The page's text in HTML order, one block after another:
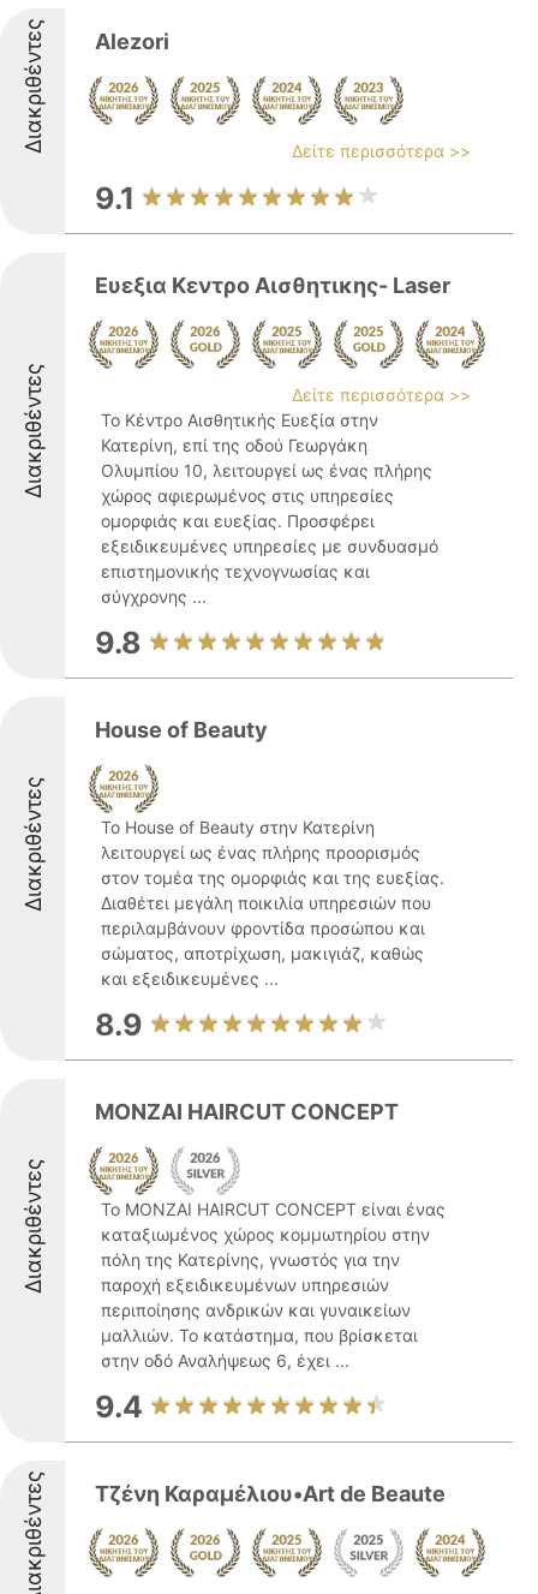
Διακριθέντες Alezori
Δείτε περισσότερα >>
9.1
Διακριθέντες
Ευεξια Κεντρο Αισθητικης- Laser
Δείτε περισσότερα >>
Το Κέντρο Αισθητικής Ευεξία στην
Κατερίνη, επί της οδού Γεωργάκη
Ολυμπίου 10, λειτουργεί ως ένας πλήρης
χώρος αφιερωμένος στις υπηρεσίες
ομορφιάς και ευεξίας. Προσφέρει
εξειδικευμένες υπηρεσίες με συνδυασμό
επιστημονικής τεχνογνωσίας και
σύγχρονης ...
9.8
Διακριθέντες
House of Beauty
Το House of Beauty στην Κατερίνη
λειτουργεί ως ένας πλήρης προορισμός
στον τομέα της ομορφιάς και της ευεξίας.
Διαθέτει μεγάλη ποικιλία υπηρεσιών που
περιλαμβάνουν φροντίδα προσώπου και
σώματος, αποτρίχωση, μακιγιάζ, καθώς
και εξειδικευμένες ...
8.9
Διακριθέντες
MONZAI HAIRCUT CONCEPT
Το MONZAI HAIRCUT CONCEPT είναι ένας
καταξιωμένος χώρος κομμωτηρίου στην
πόλη της Κατερίνης, γνωστός για την
παροχή εξειδικευμένων υπηρεσιών
περιποίησης ανδρικών και γυναικείων
μαλλιών. Το κατάστημα, που βρίσκεται
στην οδό Αναλήψεως 6, έχει ...
9.4
Διακριθέντες Τζένη Καραμέλιου•Art de Beaute